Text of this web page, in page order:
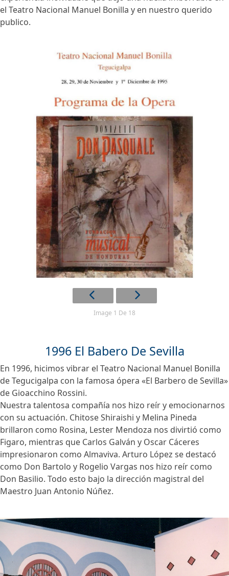
el Teatro Nacional Manuel Bonilla y en nuestro querido
publico.
Image 1 De 18
1996 El Babero De Sevilla
En 1996, hicimos vibrar el Teatro Nacional Manuel Bonilla
de Tegucigalpa con la famosa ópera «El Barbero de Sevilla»
de Gioacchino Rossini.
Nuestra talentosa compañía nos hizo reír y emocionarnos
con su actuación. Chitose Shiraishi y Melina Pineda
brillaron como Rosina, Lester Mendoza nos divirtió como
Figaro, mientras que Carlos Galván y Oscar Cáceres
impresionaron como Almaviva. Arturo López se destacó
como Don Bartolo y Rogelio Vargas nos hizo reír como
Don Basilio. Todo esto bajo la dirección magistral del
Maestro Juan Antonio Núñez.